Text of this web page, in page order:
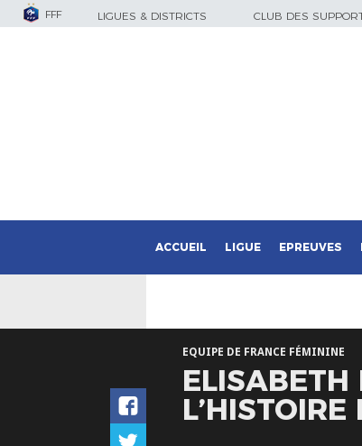
FFF LIGUES & DISTRICTS CLUB DES
ACCUEIL LIGUE EPREUVES
EQUIPE DE FRANCE FÉMININE
ELISABETH